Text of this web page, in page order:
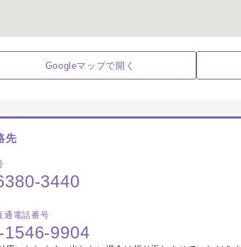
Googleマップで開く
先
3440
通電話番号
1546-9904